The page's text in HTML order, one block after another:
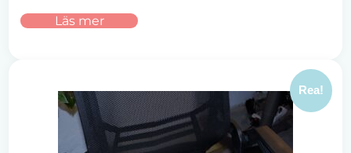
Läs mer
Rea!